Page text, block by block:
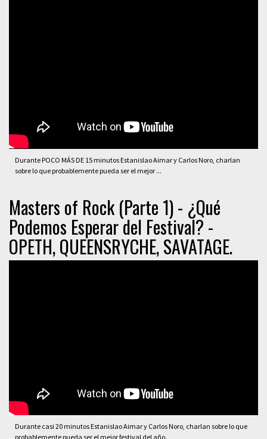
Durante POCO MÁS DE 15 minutos Estanislao Aimar y Carlos Noro, charlan
sobre lo que probablemente pueda ser el mejor ...
Masters of Rock (Parte 1) - ¿Qué
Podemos Esperar del Festival? -
OPETH, QUEENSRYCHE, SAVATAGE.
Durante casi 20 minutos Estanislao Aimar y Carlos Noro, charlan sobre lo que
probablemente pueda ser el mejor festival del año.